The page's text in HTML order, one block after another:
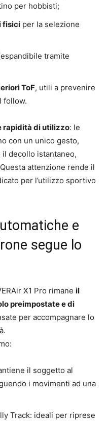
per hobbisti;
fisici per la selezione
tramite
ToF, utili a prevenire
follow.
rapidità di utilizzo: le
con un unico gesto,
decollo istantaneo,
attenzione rende il
per l’utilizzo sportivo
e
segue lo
X1 Pro rimane il
preimpostate e di
per accompagnare lo
il soggetto al
i movimenti ad una
Track: ideali per riprese